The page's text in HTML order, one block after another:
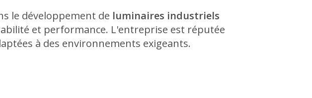
le développement de luminaires industriels
et performance. L'entreprise est réputée
à des environnements exigeants.